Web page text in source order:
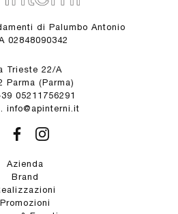
di Palumbo Antonio
02848090342
Trieste 22/A
Parma (Parma)
05211756291
info@apinterni.it
Azienda
Brand
Promozioni